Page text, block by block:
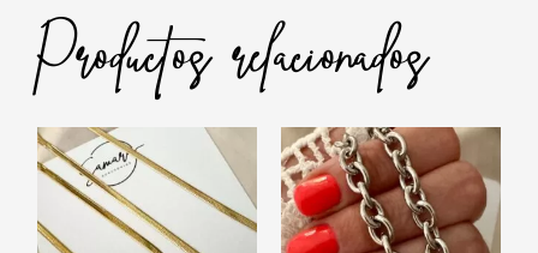
Productos relacionados